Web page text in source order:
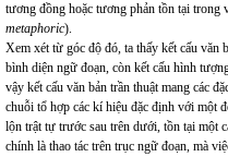
tương đồng hoặc tương phản tồn tại trong
metaphoric).
Xem xét từ góc độ đó, ta thấy kết cấu văn
bình diện ngữ đoạn, còn kết cấu hình
vậy kết cấu văn bản trần thuật mang các
chuỗi tổ hợp các kí hiệu đặc định với một
lộn trật tự trước sau trên dưới, tồn tại một
chính là thao tác trên trục ngữ đoạn, mà